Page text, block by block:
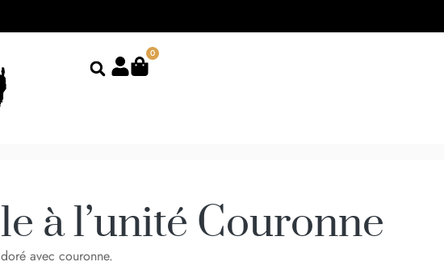
0
à l’unité Couronne
avec couronne.